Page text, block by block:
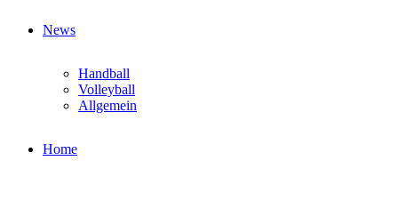
News
Handball
Volleyball
Allgemein
Home